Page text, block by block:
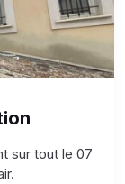
sur tout le 07